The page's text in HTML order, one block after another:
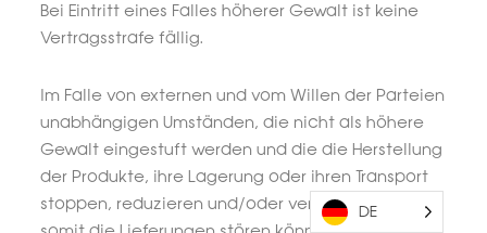
Bei Eintritt eines Falles höherer Gewalt ist keine
Vertragsstrafe fällig.
Im Falle von externen und vom Willen der Parteien
unabhängigen Umständen, die nicht als höhere
Gewalt eingestuft werden und die die Herstellung
der Produkte, ihre Lagerung oder ihren Transport
stoppen, reduzieren und/oder verzögern und
DE